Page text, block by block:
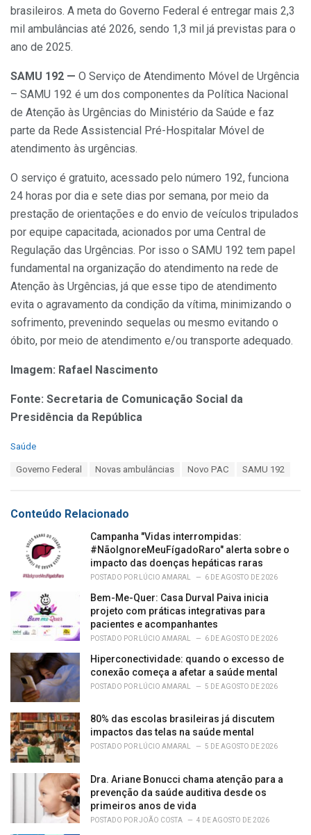
brasileiros. A meta do Governo Federal é entregar mais 2,3
mil ambulâncias até 2026, sendo 1,3 mil já previstas para o
ano de 2025.
SAMU 192 — O Serviço de Atendimento Móvel de Urgência
– SAMU 192 é um dos componentes da Política Nacional
de Atenção às Urgências do Ministério da Saúde e faz
parte da Rede Assistencial Pré-Hospitalar Móvel de
atendimento às urgências.
O serviço é gratuito, acessado pelo número 192, funciona
24 horas por dia e sete dias por semana, por meio da
prestação de orientações e do envio de veículos tripulados
por equipe capacitada, acionados por uma Central de
Regulação das Urgências. Por isso o SAMU 192 tem papel
fundamental na organização do atendimento na rede de
Atenção às Urgências, já que esse tipo de atendimento
evita o agravamento da condição da vítima, minimizando o
sofrimento, prevenindo sequelas ou mesmo evitando o
óbito, por meio de atendimento e/ou transporte adequado.
Imagem: Rafael Nascimento
Fonte: Secretaria de Comunicação Social da
Presidência da República
C
o
r
Saúde
:
Governo Federal Novas ambulâncias Novo PAC SAMU 192
Conteúdo Relacionado
Campanha "Vidas interrompidas:
#NãoIgnoreMeuFígadoRaro" alerta sobre o
impacto das doenças hepáticas raras
POSTADO POR LÚCIO AMARAL 6 DE AGOSTO DE 2026
Bem-Me-Quer: Casa Durval Paiva inicia
projeto com práticas integrativas para
pacientes e acompanhantes
POSTADO POR LÚCIO AMARAL 6 DE AGOSTO DE 2026
Hiperconectividade: quando o excesso de
conexão começa a afetar a saúde mental
POSTADO POR LÚCIO AMARAL 5 DE AGOSTO DE 2026
80% das escolas brasileiras já discutem
impactos das telas na saúde mental
POSTADO POR LÚCIO AMARAL 5 DE AGOSTO DE 2026
Dra. Ariane Bonucci chama atenção para a
prevenção da saúde auditiva desde os
primeiros anos de vida
POSTADO PORJOÃO COSTA 4 DE AGOSTO DE 2026